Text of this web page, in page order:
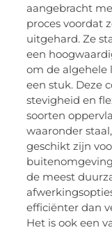
aangebracht
proces voordat
uitgehard. Ze
een
om de algehele
een stuk. Deze
stevigheid en
soorten
waaronder
geschikt zijn
de meest
efficiënter dan
Het is ook een